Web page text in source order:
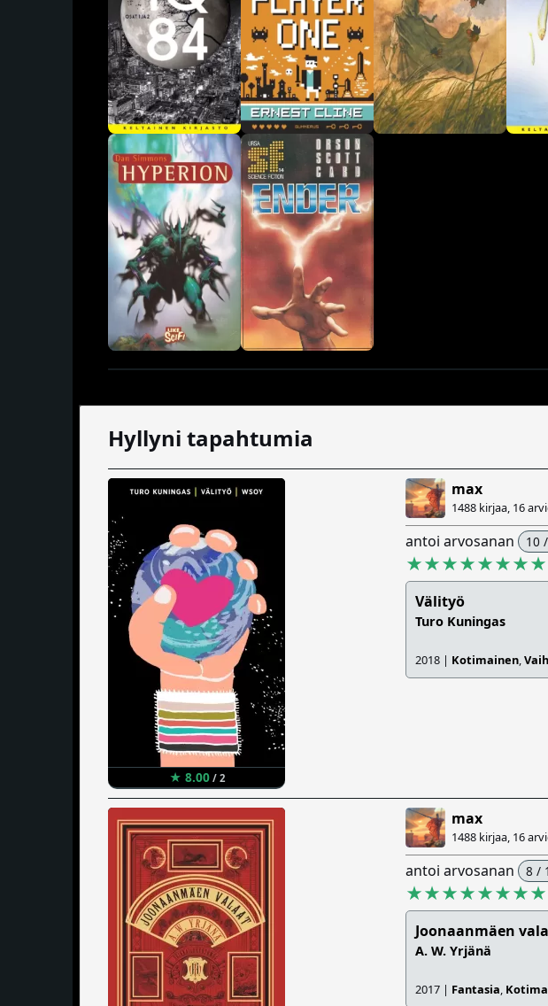
Hyllyni tapahtumia
★ 8.00/ 2
max
1488 kirjaa, 16
antoi arvosanan 10
Välityö
Turo Kuningas
2018 | Kotimainen,
max
1488 kirjaa, 16
antoi arvosanan 8 /
★★★★★★★★
Joonaanmäen
A. W. Yrjänä
2017 | Fantasia,